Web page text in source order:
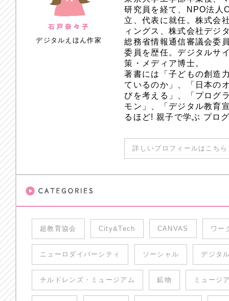
デジタルえほん作家
研究員を経て、NPO法人
立、代表に就任。株式会
ィングス、株式会社デジ
総務省情報通信審議会委
委員を歴任。デジタルサ
策・メディア博士。
著書には「子どもの創造
ているのか」、「日本の
びを考える」、「プログ
モン」、「デジタル教育
るほど! 親子で学ぶ プロ
詳しいプロフィールはこち
超教育協会 City&Tech CANVAS ワー
ニューロダイバーシティ ソーシャル デジタ
チルドレンズ・ミュージアム 鉱物 ミュージ